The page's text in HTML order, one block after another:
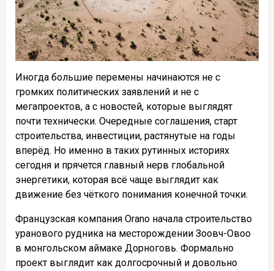
Иногда большие перемены начинаются не с
громких политических заявлений и не с
мегапроектов, а с новостей, которые выглядят
почти технически. Очередные соглашения, старт
строительства, инвестиции, растянутые на годы
вперёд. Но именно в таких рутинных историях
сегодня и прячется главный нерв глобальной
энергетики, которая всё чаще выглядит как
движение без чёткого понимания конечной точки.
Французская компания Orano начала строительство
уранового рудника на месторождении Зоовч-Овоо
в монгольском аймаке Дорноговь. Формально
проект выглядит как долгосрочный и довольно